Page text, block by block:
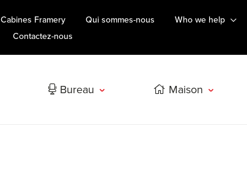
Cabines Framery Qui sommes-nous Who we help
Contactez-nous
Bureau Maison